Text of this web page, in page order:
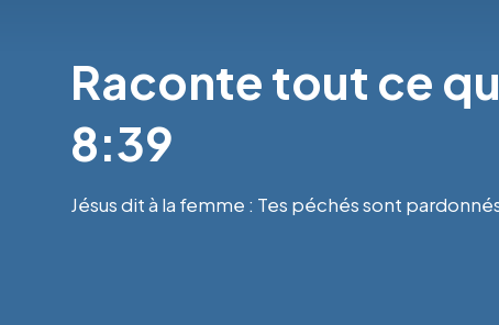
Raconte tout ce
8:39
Jésus dit à la femme : Tes péchés sont